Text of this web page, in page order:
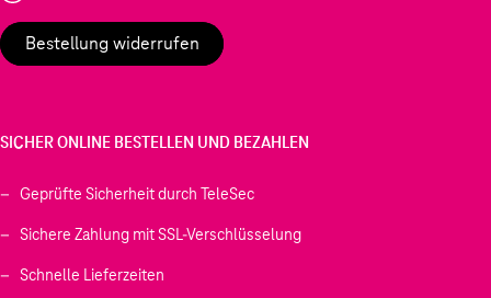
Bestellung widerrufen
SICHER ONLINE BESTELLEN UND BEZAHLEN
Geprüfte Sicherheit durch TeleSec
Sichere Zahlung mit SSL-Verschlüsselung
Schnelle Lieferzeiten